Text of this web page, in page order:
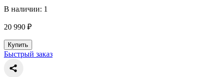
В наличии: 1
20 990 ₽
Купить
Быстрый заказ